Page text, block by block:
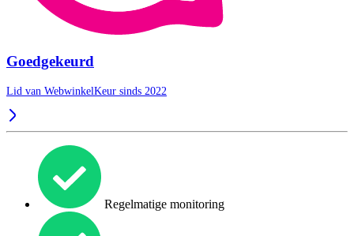
Goedgekeurd
Lid van WebwinkelKeur sinds 2022
Regelmatige monitoring